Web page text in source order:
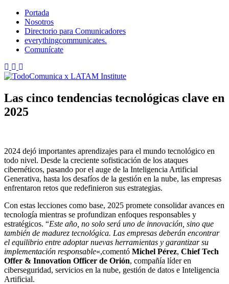
Skip
content
Portada
Nosotros
Directorio para Comunicadores
everythingcommunicates.
Comunícate
TodoComunica x LATAM Institute
Las cinco tendencias tecnológicas clave en
2025
2024 dejó importantes aprendizajes para el mundo tecnológico en
todo nivel. Desde la creciente sofisticación de los ataques
cibernéticos, pasando por el auge de la Inteligencia Artificial
Generativa, hasta los desafíos de la gestión en la nube, las empresas
enfrentaron retos que redefinieron sus estrategias.
Con estas lecciones como base, 2025 promete consolidar avances en
tecnología mientras se profundizan enfoques responsables y
estratégicos. “Este año, no solo será uno de innovación, sino que
también de madurez tecnológica. Las empresas deberán encontrar
el equilibrio entre adoptar nuevas herramientas y garantizar su
implementación responsable«,comentó Michel Pérez, Chief Tech
Offer & Innovation Officer de Orión, compañía líder en
ciberseguridad, servicios en la nube, gestión de datos e Inteligencia
Artificial.